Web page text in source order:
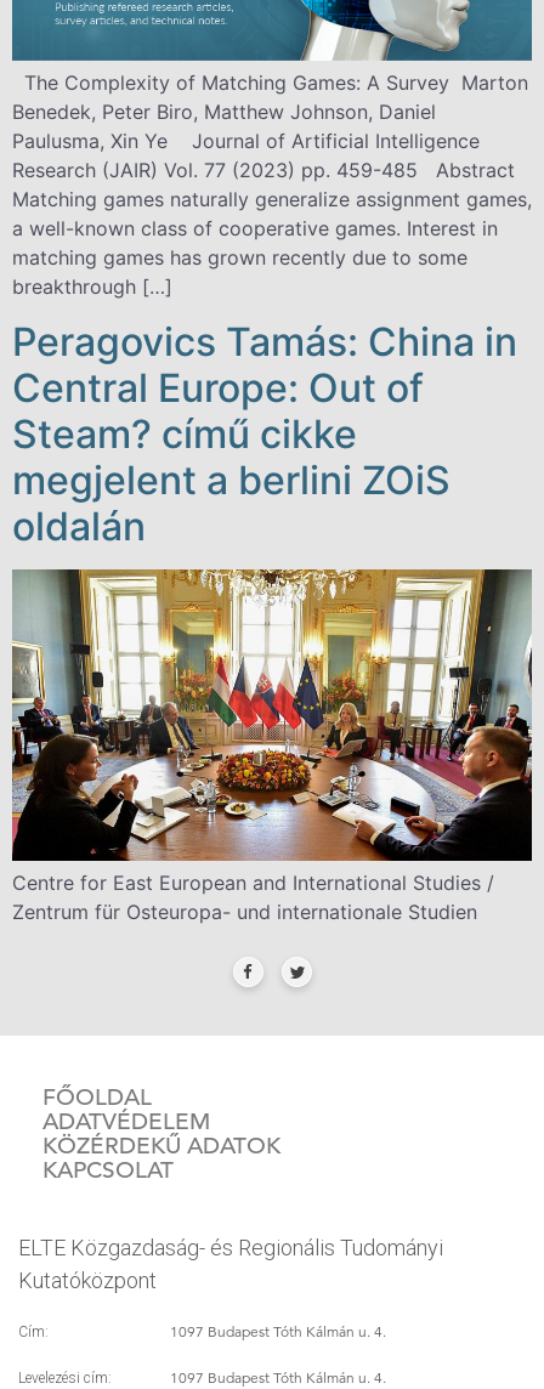
The Complexity of Matching Games: A Survey Marton
Benedek, Peter Biro, Matthew Johnson, Daniel
Paulusma, Xin Ye Journal of Artificial Intelligence
Research (JAIR) Vol. 77 (2023) pp. 459-485 Abstract
Matching games naturally generalize assignment games,
a well-known class of cooperative games. Interest in
matching games has grown recently due to some
breakthrough […]
Peragovics Tamás: China in
Central Europe: Out of
Steam? című cikke
megjelent a berlini ZOiS
oldalán
Centre for East European and International Studies /
Zentrum für Osteuropa- und internationale Studien
FŐOLDAL
ADATVÉDELEM
KÖZÉRDEKŰ ADATOK
KAPCSOLAT
ELTE Közgazdaság- és Regionális Tudományi
Kutatóközpont
Cím: 1097 Budapest Tóth Kálmán u. 4.
Levelezési cím: 1097 Budapest Tóth Kálmán u. 4.